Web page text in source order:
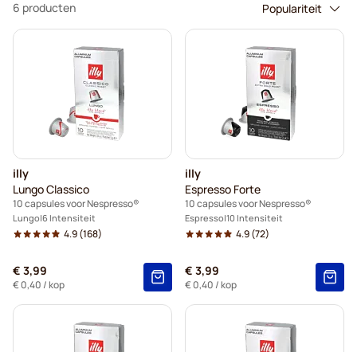
6 producten
illy
Lungo Classico
10 capsules voor Nespresso®
Lungo 6 Intensiteit
4.9(168)
€ 3,99
€ 0,40 / kop
illy
Espresso Forte
10 capsules voor Nespresso®
Espresso 10 Intensiteit
4.9(72)
€ 3,99
€ 0,40 / kop